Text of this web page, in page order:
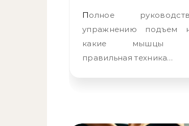
Полное руководство по
упражнению подъем
какие мышцы
правильная техника…